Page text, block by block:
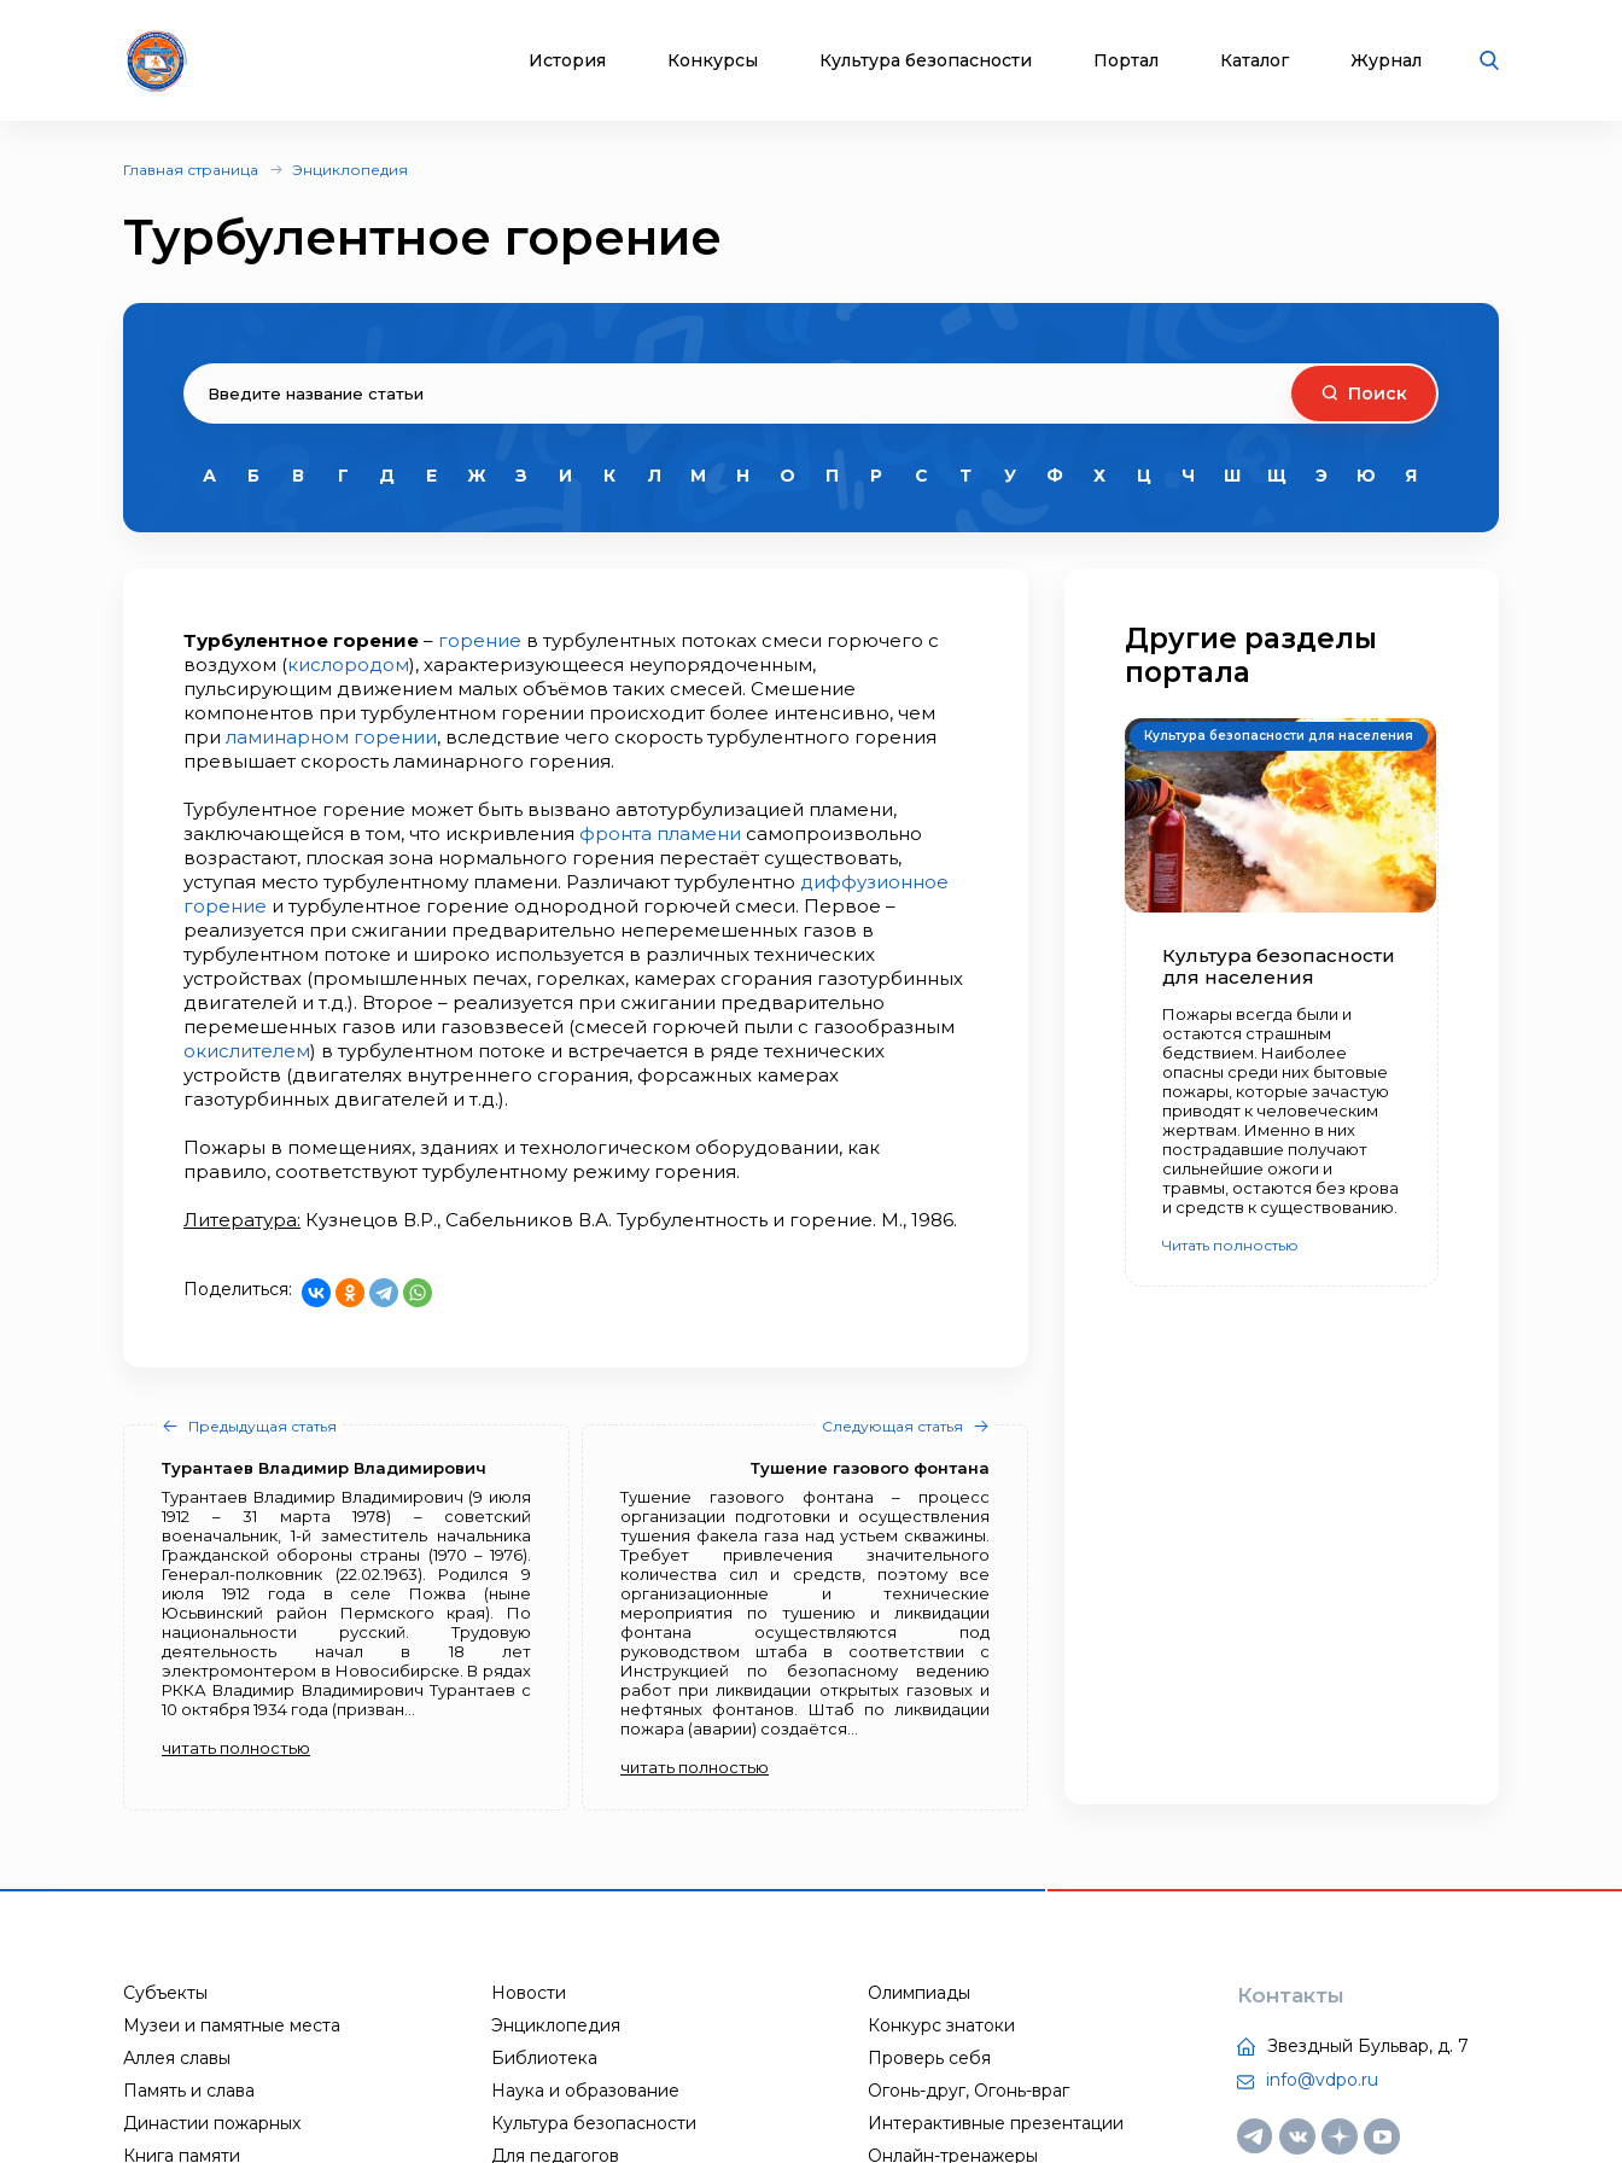
История Конкурсы Культура безопасности Портал Каталог Журнал
Главная страница Энциклопедия
Турбулентное горение
Поиск
А Б В Г Д Е Ж З И К Л М Н О П Р С Т У Ф Х Ц Ч Ш Щ Э Ю Я
Турбулентное горение – горение в турбулентных потоках смеси горючего с
воздухом (кислородом), характеризующееся неупорядоченным,
пульсирующим движением малых объёмов таких смесей. Смешение
компонентов при турбулентном горении происходит более интенсивно, чем
при ламинарном горении, вследствие чего скорость турбулентного горения
превышает скорость ламинарного горения.
Турбулентное горение может быть вызвано автотурбулизацией пламени,
заключающейся в том, что искривления фронта пламени самопроизвольно
возрастают, плоская зона нормального горения перестаёт существовать,
уступая место турбулентному пламени. Различают турбулентно диффузионное
горение и турбулентное горение однородной горючей смеси. Первое –
реализуется при сжигании предварительно неперемешенных газов в
турбулентном потоке и широко используется в различных технических
устройствах (промышленных печах, горелках, камерах сгорания газотурбинных
двигателей и т.д.). Второе – реализуется при сжигании предварительно
перемешенных газов или газовзвесей (смесей горючей пыли с газообразным
окислителем) в турбулентном потоке и встречается в ряде технических
устройств (двигателях внутреннего сгорания, форсажных камерах
газотурбинных двигателей и т.д.).
Пожары в помещениях, зданиях и технологическом оборудовании, как
правило, соответствуют турбулентному режиму горения.
Литература: Кузнецов В.Р., Сабельников В.А. Турбулентность и горение. М., 1986.
Поделиться:
Предыдущая статья
Турантаев Владимир Владимирович
Турантаев Владимир Владимирович (9 июля
1912 – 31 марта 1978) – советский
военачальник, 1-й заместитель начальника
Гражданской обороны страны (1970 – 1976).
Генерал-полковник (22.02.1963). Родился 9
июля 1912 года в селе Пожва (ныне
Юсьвинский район Пермского края). По
национальности русский. Трудовую
деятельность начал в 18 лет
электромонтером в Новосибирске. В рядах
РККА Владимир Владимирович Турантаев с
10 октября 1934 года (призван...
читать полностью
Следующая статья
Тушение газового фонтана
Тушение газового фонтана – процесс
организации подготовки и осуществления
тушения факела газа над устьем скважины.
Требует привлечения значительного
количества сил и средств, поэтому все
организационные и технические
мероприятия по тушению и ликвидации
фонтана осуществляются под
руководством штаба в соответствии с
Инструкцией по безопасному ведению
работ при ликвидации открытых газовых и
нефтяных фонтанов. Штаб по ликвидации
пожара (аварии) создаётся...
читать полностью
Другие разделы
портала
Культура безопасности для населения
Культура безопасности
для населения
Пожары всегда были и
остаются страшным
бедствием. Наиболее
опасны среди них бытовые
пожары, которые зачастую
приводят к человеческим
жертвам. Именно в них
пострадавшие получают
сильнейшие ожоги и
травмы, остаются без крова
и средств к существованию.
Читать полностью
Субъекты
Музеи и памятные места
Аллея славы
Память и слава
Династии пожарных
Книга памяти
Новости
Энциклопедия
Библиотека
Наука и образование
Культура безопасности
Для педагогов
Олимпиады
Конкурс знатоки
Проверь себя
Огонь-друг, Огонь-враг
Интерактивные презентации
Онлайн-тренажеры
Контакты
Звездный Бульвар, д. 7
info@vdpo.ru